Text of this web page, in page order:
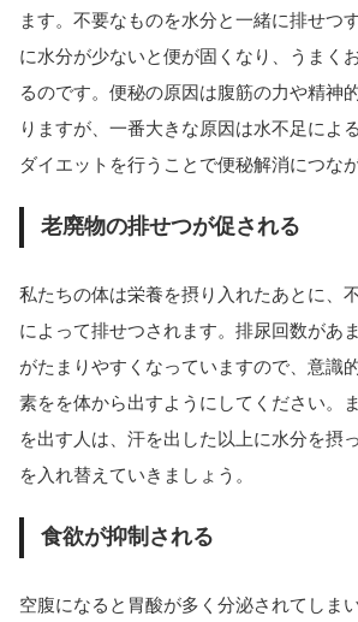
ます。不要なものを水分と一緒に排せつ
に水分が少ないと便が固くなり、うまく
るのです。便秘の原因は腹筋の力や精神
りますが、一番大きな原因は水不足によ
ダイエットを行うことで便秘解消につな
老廃物の排せつが促される
私たちの体は栄養を摂り入れたあとに、
によって排せつされます。排尿回数があ
がたまりやすくなっていますので、意識
素をを体から出すようにしてください。
を出す人は、汗を出した以上に水分を摂
を入れ替えていきましょう。
食欲が抑制される
空腹になると胃酸が多く分泌されてしま